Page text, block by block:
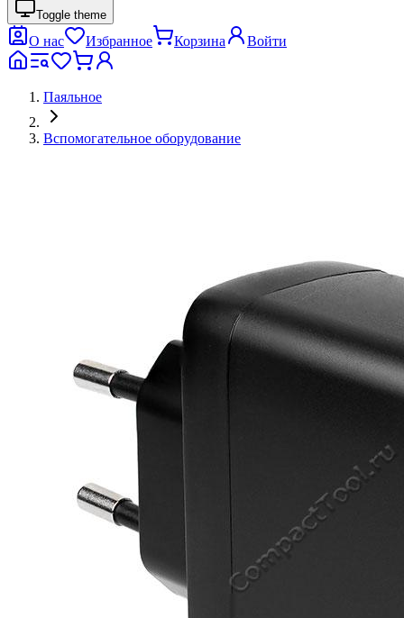
Toggle theme
О нас Избранное Корзина Войти
Паяльное
Вспомогательное оборудование